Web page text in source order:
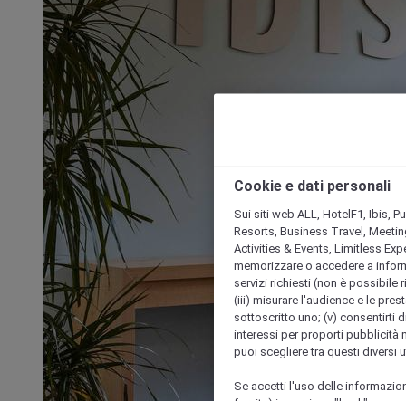
Cookie e dati personali
Sui siti web ALL, HotelF1, Ibis,
Resorts, Business Travel,
Activities & Events, Limitless
memorizzare o accedere a
servizi richiesti (non è possibile
(iii) misurare l'audience e le
sottoscritto uno; (v) consentirti
interessi per proporti pubblicità
puoi scegliere tra questi diversi
Se accetti l'uso delle